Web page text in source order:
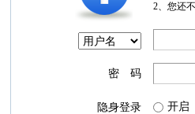
2、您还
密 码
隐身登录 开启